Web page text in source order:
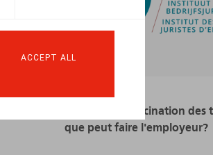
ACCEPT ALL
Covid-19 et vaccination des
que peut faire l'employeur?